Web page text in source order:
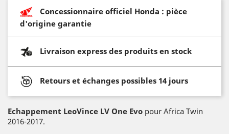
Concessionnaire officiel Honda : pièce
d'origine garantie
Livraison express des produits en stock
Retours et échanges possibles 14 jours
Echappement LeoVince LV One Evo pour Africa Twin
2016-2017.